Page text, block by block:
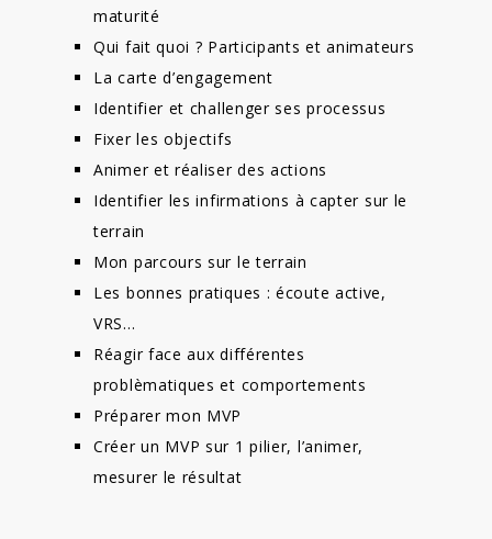
maturité
Qui fait quoi ? Participants et animateurs
La carte d’engagement
Identifier et challenger ses processus
Fixer les objectifs
Animer et réaliser des actions
Identifier les infirmations à capter sur le
terrain
Mon parcours sur le terrain
Les bonnes pratiques : écoute active,
VRS…
Réagir face aux différentes
problèmatiques et comportements
Préparer mon MVP
Créer un MVP sur 1 pilier, l’animer,
mesurer le résultat